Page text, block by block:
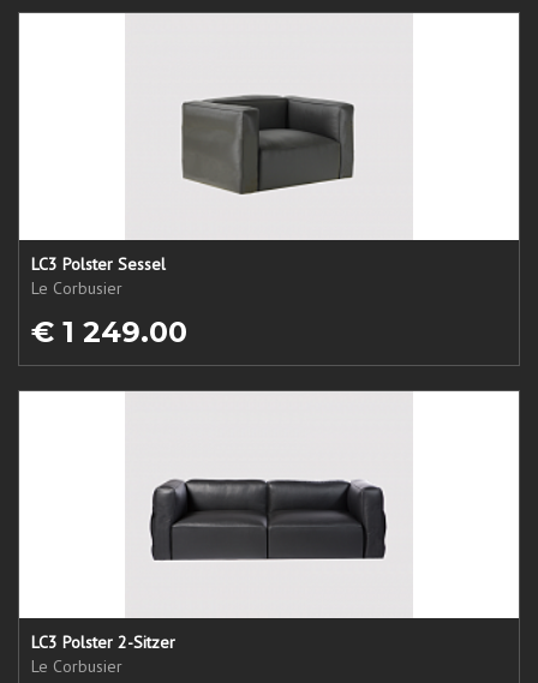
LC3 Polster Sessel
Le Corbusier
€ 1 249.00
LC3 Polster 2-Sitzer
Le Corbusier